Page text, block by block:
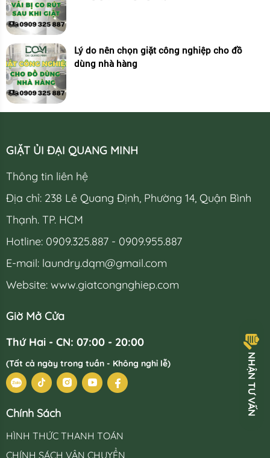
Lý do nên chọn giặt công nghiệp cho đồ
dùng nhà hàng
GIẶT ỦI ĐẠI QUANG MINH
Thông tin liên hệ
Địa chỉ: 238 Lê Quang Định, Phường 14, Quận Bình
Thạnh. TP. HCM
Hotline: 0909.325.887 - 0909.955.887
E-mail: laundry.dqm@gmail.com
Website: www.giatcongnghiep.com
Giờ Mở Cửa
Thứ Hai - CN: 07:00 - 20:00
(Tất cả ngày trong tuần - Không nghỉ lễ)
Chính Sách
HÌNH THỨC THANH TOÁN
CHÍNH SÁCH VẬN CHUYỂN
N